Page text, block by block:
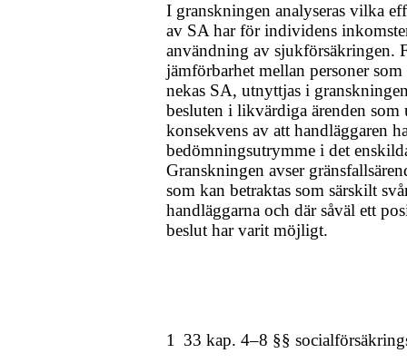
I granskningen analyseras vilka
av SA har för individens
användning av sjukförsäkringen.
jämförbarhet mellan personer
nekas SA, utnyttjas i
besluten i likvärdiga ärenden
konsekvens av att handläggaren
bedömningsutrymme i det
Granskningen avser
som kan betraktas som särskilt
handläggarna och där såväl ett
beslut har varit möjligt.
1 33 kap. 4–8 §§